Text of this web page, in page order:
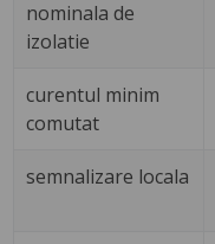
nominala de
izolatie
curentul minim
comutat
semnalizare locala